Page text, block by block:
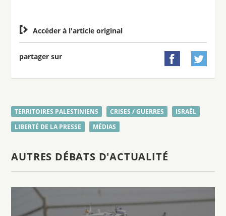
 Accéder à l'article original
partager sur  
TERRITOIRES PALESTINIENS CRISES / GUERRES
ISRAËL
LIBERTÉ DE LA PRESSE
MÉDIAS
AUTRES DÉBATS D'ACTUALITÉ